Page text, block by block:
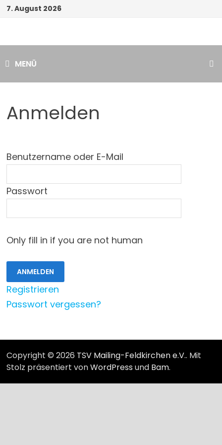
Zum
7. August 2026
MENÜ
Anmelden
Benutzername oder E-Mail
Passwort
Only fill in if you are not human
Registrieren
Passwort vergessen?
Copyright © 2026 TSV Mailing-Feldkirchen e.V.. Mit
Stolz präsentiert vonWordPressund Bam.